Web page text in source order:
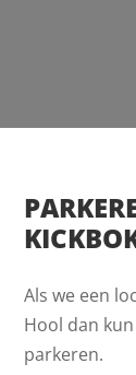
Als we een
Hool dan
parkeren.